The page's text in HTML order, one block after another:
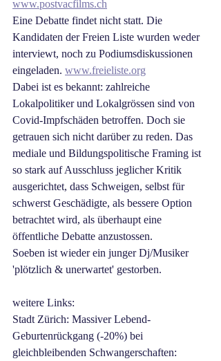
www.postvacfilms.ch
Eine Debatte findet nicht statt. Die
Kandidaten der Freien Liste wurden weder
interviewt, noch zu Podiumsdiskussionen
eingeladen. www.freieliste.org
Dabei ist es bekannt: zahlreiche
Lokalpolitiker und Lokalgrössen sind von
Covid-Impfschäden betroffen. Doch sie
getrauen sich nicht darüber zu reden. Das
mediale und Bildungspolitische Framing ist
so stark auf Ausschluss jeglicher Kritik
ausgerichtet, dass Schweigen, selbst für
schwerst Geschädigte, als bessere Option
betrachtet wird, als überhaupt eine
öffentliche Debatte anzustossen.
Soeben ist wieder ein junger Dj/Musiker
'plötzlich & unerwartet' gestorben.
weitere Links:
Stadt Zürich: Massiver Lebend-
Geburtenrückgang (-20%) bei
gleichbleibenden Schwangerschaften: